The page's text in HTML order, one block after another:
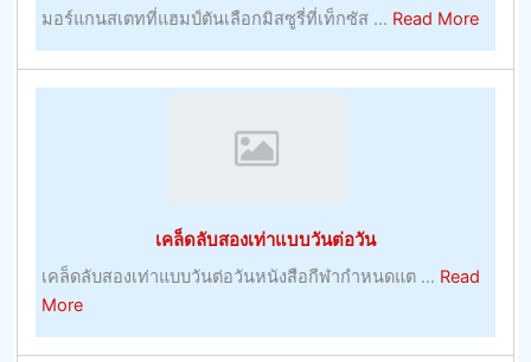
มอร์แกนสเตทที่แฮมป์ตันเลือกมิสซูรี่ที่เท็กซัส ... Read Moreabout
การ
เดิม
ไป
เคล็ดลับสองเท่าแบบวันต่อวัน
เคล็ดลับสองเท่าแบบวันต่อวันหนังสือกีฬากำหนดแต ... Read
Moreabout
เคล็ด